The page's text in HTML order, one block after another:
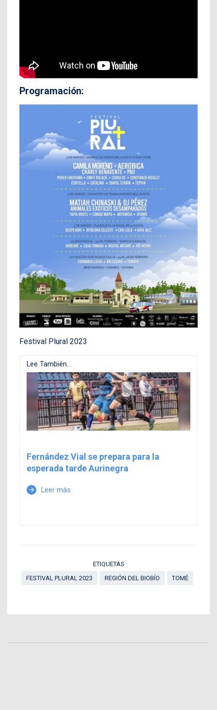
Programación:
Festival Plural 2023
Lee También...
Fernández Vial se prepara para la
esperada tarde Aurinegra
arrow_forward Leer más
ETIQUETAS
FESTIVAL PLURAL 2023
REGIÓN DEL BIOBÍO TOMÉ